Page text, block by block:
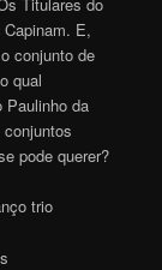
Capinam. E,
conjunto de
qual
Paulinho da
pode querer?
trio